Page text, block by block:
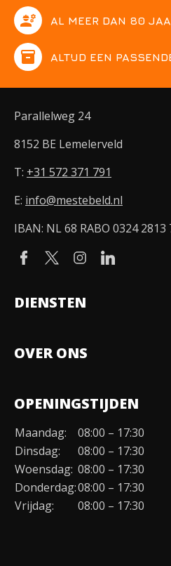
engineering AL MEER DAN 80
inventory ALTIJD EEN
Parallelweg 24
8152 BE Lemelerveld
T: +31 572 371 791
E: info@mestebeld.nl
IBAN: NL 68 RABO 0324 2813
DIENSTEN
OVER ONS
Organisatie
Duurzaamheid
Werken bij
Contact
OPENINGSTIJDEN
Maandag:
08:00 – 17:30
Dinsdag:
08:00 – 17:30
Woensdag: 08:00 – 17:30
Donderdag:08:00 – 17:30
Vrijdag:
08:00 – 17:30